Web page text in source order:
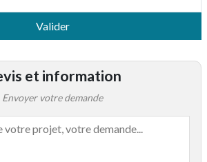
Valider
et information
Envoyer votre demande